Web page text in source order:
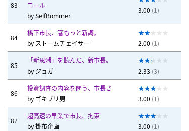
83
コール
bySelfBommer
3.00 (1)
84
橋下市長、箸もっと新調。
by ストームチェイサー 2.00 (1)
85
「新思潮」を読んだ、新市長。
by ジョガ 2.33 (3)
86
投資調査の内容を問う、市長さ
by ゴキブリ男 3.00 (1)
87
超高速の早業で市長、拘束
by掛布企画 3.00 (1)